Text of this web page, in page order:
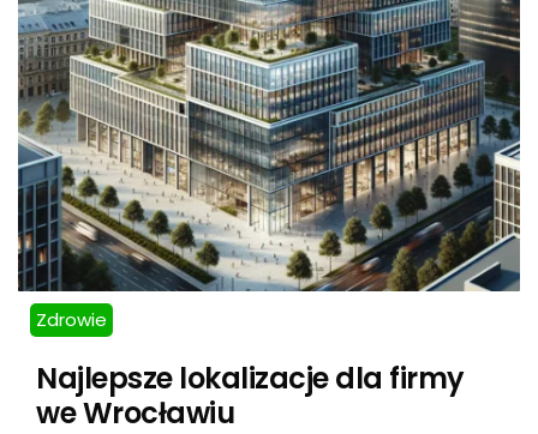
Zdrowie
Najlepsze lokalizacje dla firmy
we Wrocławiu